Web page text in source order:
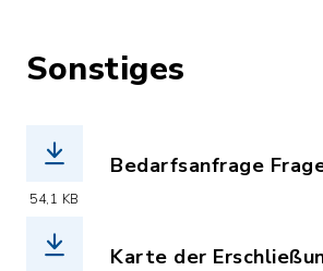
Sonstiges
54,1 KB
Bedarfsanfrage
Karte der